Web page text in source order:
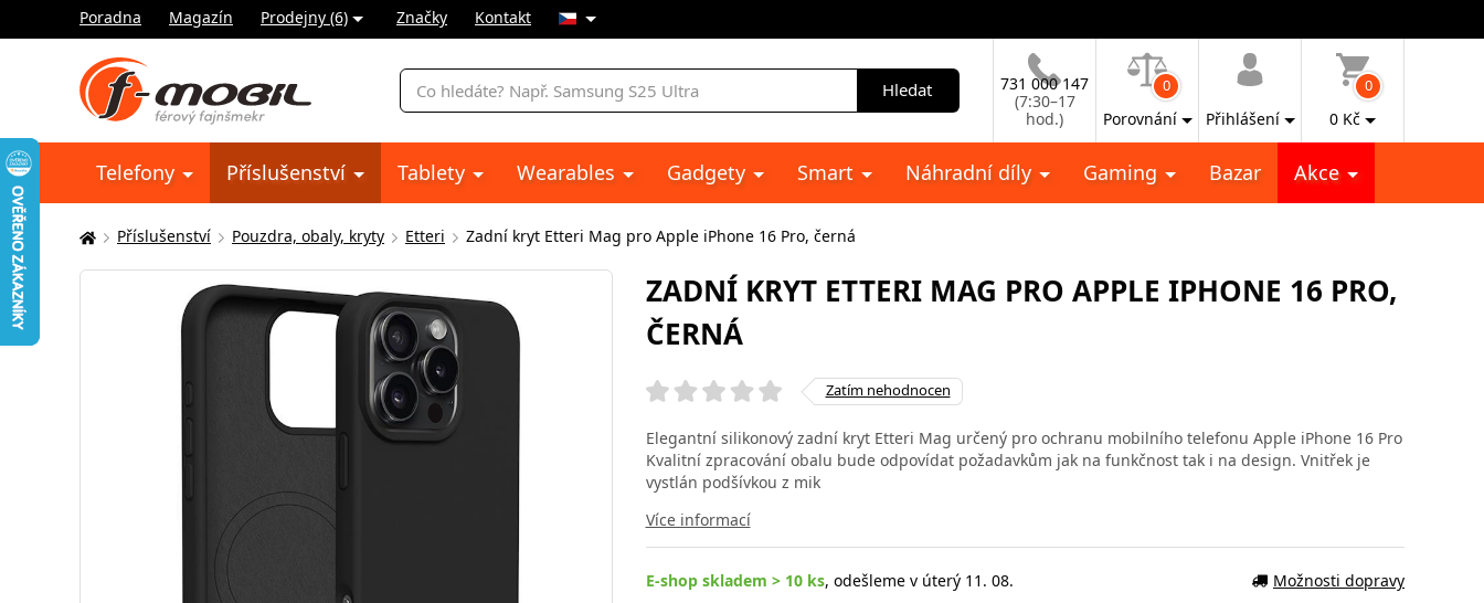
Poradna Magazín Prodejny (6) Značky Kontakt
Vyhledávání
Hledat
731 000 147
(7:30–17
hod.)
0
Porovnání Přihlášení
0
0 Kč
Telefony Příslušenství Tablety Wearables Gadgety Smart Náhradní díly Gaming Bazar Akce
Zde
se
Příslušenství Pouzdra, obaly, kryty Etteri Zadní kryt Etteri Mag pro Apple iPhone 16 Pro, černá
ZADNÍ KRYT ETTERI MAG PRO APPLE IPHONE 16 PRO,
ČERNÁ
Zatím nehodnocen
Elegantní silikonový zadní kryt Etteri Mag určený pro ochranu mobilního telefonu Apple iPhone 16 Pro
Kvalitní zpracování obalu bude odpovídat požadavkům jak na funkčnost tak i na design. Vnitřek je
vystlán podšívkou z mik
Více informací
E-shop skladem > 10 ks, odešleme v úterý 11. 08. Možnosti dopravy